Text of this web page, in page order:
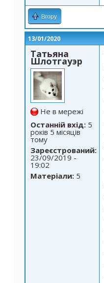
Вгору
13/01/2020
Татьяна
Шлотгауэр
Не в мережі
Останній вхід: 5
років 5 місяців
тому
Зареєстрований:
23/09/2019 -
19:02
Матеріали: 5